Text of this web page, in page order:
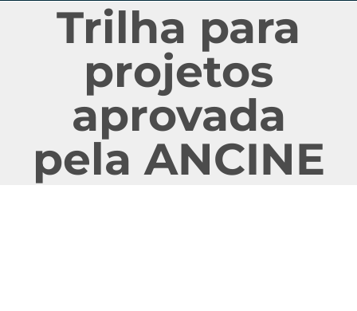
Trilha para
projetos
aprovada
pela ANCINE